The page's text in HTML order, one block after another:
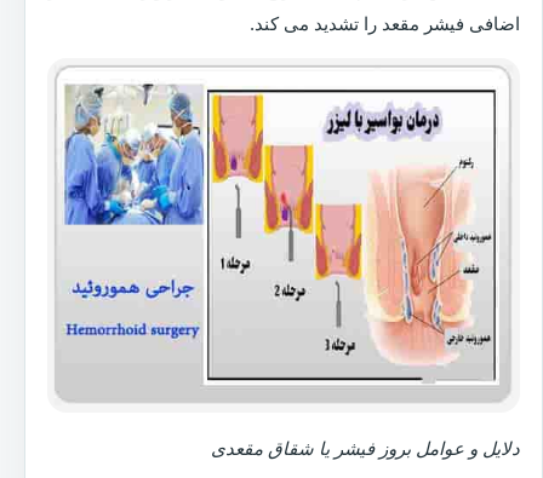
اضافی فیشر مقعد را تشدید می کند.
دلایل و عوامل بروز فیشر یا شقاق مقعدی